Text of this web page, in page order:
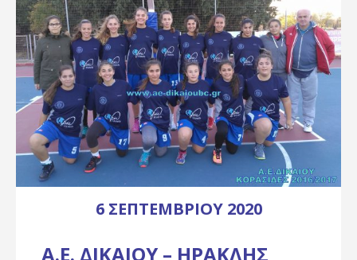
6 ΣΕΠΤΕΜΒΡΊΟΥ 2020
Α.Ε. ΔΙΚΑΊΟΥ – ΗΡΑΚΛΉΣ